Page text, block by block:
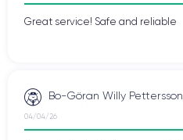
Great service! Safe and reliable
Bo-Göran Willy Pettersson
04/04/26